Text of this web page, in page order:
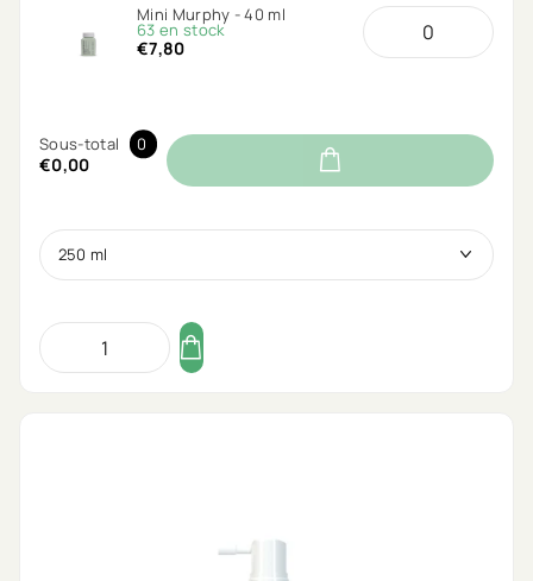
Mini Murphy - 40 ml
63 en stock
€7,80
Sous-total 0
€0,00